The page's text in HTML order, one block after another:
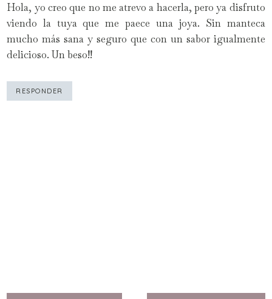
Hola, yo creo que no me atrevo a hacerla, pero ya disfruto
viendo la tuya que me paece una joya. Sin manteca
mucho más sana y seguro que con un sabor igualmente
delicioso. Un beso!!
RESPONDER